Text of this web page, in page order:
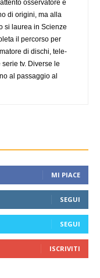
osservatore e
di origini, ma alla
si laurea in Scienze
il percorso per
di dischi, tele-
tv. Diverse le
al passaggio al
MI PIACE
SEGUI
SEGUI
ISCRIVITI